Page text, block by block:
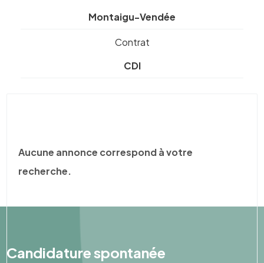
Montaigu-Vendée
Contrat
CDI
Aucune annonce correspond à votre
recherche.
Candidature spontanée